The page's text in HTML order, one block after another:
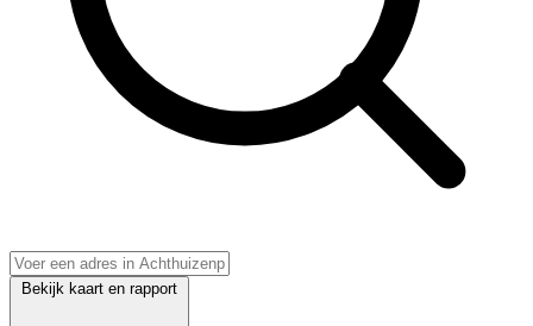
Bekijk kaart en rapport